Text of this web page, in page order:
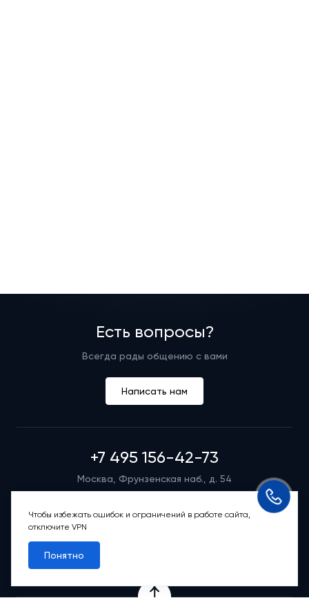
Есть вопросы?
Всегда рады общению с вами
Написать нам
+7 495 156-42-73
Москва, Фрунзенская наб., д. 54
Пн-вс: 9:00 – 21:00
Чтобы избежать ошибок и ограничений в работе сайта,
отключите VPN
Понятно